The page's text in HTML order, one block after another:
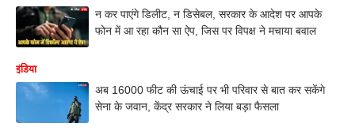
न कर पाएंगे डिलीट, न डिसेबल, सरकार के आदेश पर आपके
फोन में आ रहा कौन सा ऐप, जिस पर विपक्ष ने मचाया बवाल
इंडिया
अब 16000 फीट की ऊंचाई पर भी परिवार से बात कर सकेंगे
सेना के जवान, केंद्र सरकार ने लिया बड़ा फैसला